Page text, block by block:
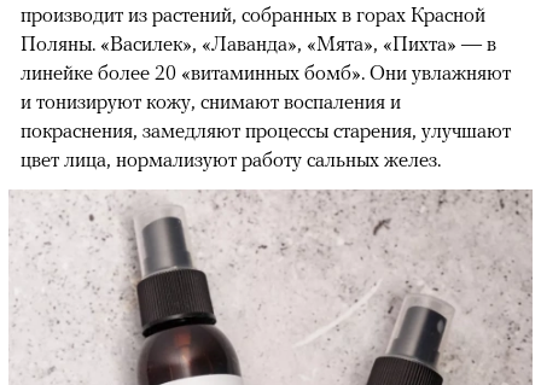
производит из растений, собранных в горах Красной
Поляны. «Василек», «Лаванда», «Мята», «Пихта» — в
линейке более 20 «витаминных бомб». Они увлажняют
и тонизируют кожу, снимают воспаления и
покраснения, замедляют процессы старения, улучшают
цвет лица, нормализуют работу сальных желез.